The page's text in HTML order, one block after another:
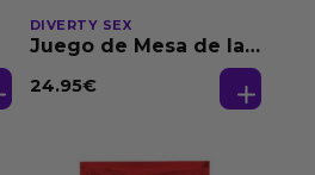
DIVERTY SEX
Juego de Mesa de las
24.95€